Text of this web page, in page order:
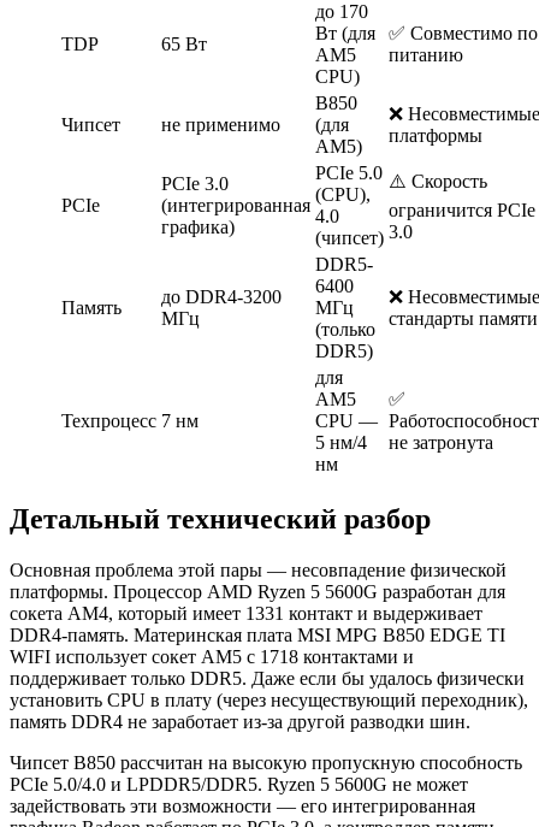
TDP 65 Вт
до 170
Вт (для
AM5
CPU)
✅ Совместимо по
питанию
Чипсет не применимо
B850
(для
AM5)
❌ Несовместимые
платформы
PCIe
PCIe 3.0
(интегрированная
графика)
PCIe 5.0
(CPU),
4.0
(чипсет)
⚠️ Скорость
ограничится PCIe
3.0
Память
до DDR4-3200
МГц
DDR5-
6400
МГц
(только
DDR5)
❌ Несовместимые
стандарты памяти
Техпроцесс 7 нм
для
AM5
CPU —
5 нм/4
нм
✅
не затронута
Детальный технический разбор
Основная проблема этой пары — несовпадение физической
платформы. Процессор AMD Ryzen 5 5600G разработан для
сокета AM4, который имеет 1331 контакт и выдерживает
DDR4-память. Материнская плата MSI MPG B850 EDGE TI
WIFI использует сокет AM5 с 1718 контактами и
поддерживает только DDR5. Даже если бы удалось физически
установить CPU в плату (через несуществующий переходник),
память DDR4 не заработает из-за другой разводки шин.
Чипсет B850 рассчитан на высокую пропускную способность
PCIe 5.0/4.0 и LPDDR5/DDR5. Ryzen 5 5600G не может
задействовать эти возможности — его интегрированная